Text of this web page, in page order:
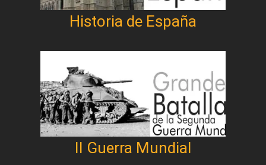
Historia de España
II Guerra Mundial